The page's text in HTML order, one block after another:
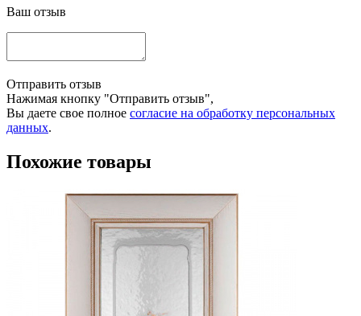
Ваш отзыв
Отправить отзыв
Нажимая кнопку "Отправить отзыв",
Вы даете свое полное согласие на обработку персональных
данных.
Похожие товары